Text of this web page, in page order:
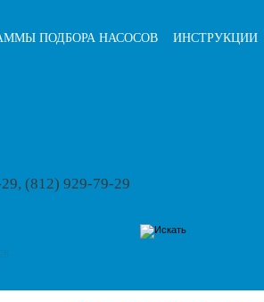
ПОДБОРА НАСОСОВ ИНСТРУКЦИИ
(812) 929-79-29